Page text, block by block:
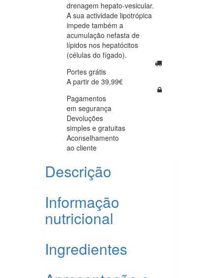
drenagem hepato-vesicular.
A sua actividade lipotrópica
impede também a
acumulação nefasta de
lípidos nos hepatócitos
(células do fígado).
Portes grátis
A partir de 39,99€
Pagamentos
em segurança
Devoluções
simples e gratuitas
Aconselhamento
ao cliente
Descrição
Informação
nutricional
Ingredientes